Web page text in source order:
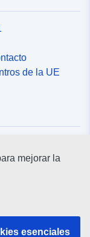
de la UE
mejorar la
esenciales